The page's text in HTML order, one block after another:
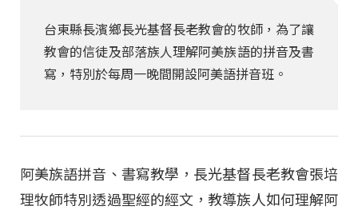
台東縣長濱鄉長光基督長老教會的牧師，為了讓
教會的信徒及部落族人理解阿美族語的拼音及書
寫，特別於每周一晚間開設阿美語拼音班。
阿美族語拼音、書寫教學，長光基督長老教會張培
理牧師特別透過聖經的經文，教導族人如何理解阿